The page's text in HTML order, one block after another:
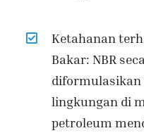
Ketahanan
Bakar: NBR
diformulasikan
lingkungan di
petroleum